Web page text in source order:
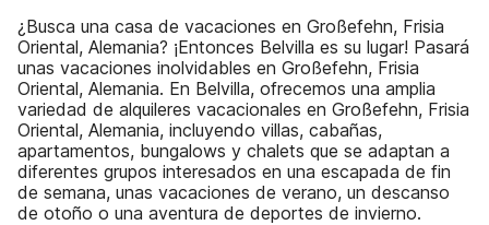
¿Busca una casa de vacaciones en Großefehn, Frisia
Oriental, Alemania? ¡Entonces Belvilla es su lugar! Pasará
unas vacaciones inolvidables en Großefehn, Frisia
Oriental, Alemania. En Belvilla, ofrecemos una amplia
variedad de alquileres vacacionales en Großefehn, Frisia
Oriental, Alemania, incluyendo villas, cabañas,
apartamentos, bungalows y chalets que se adaptan a
diferentes grupos interesados en una escapada de fin
de semana, unas vacaciones de verano, un descanso
de otoño o una aventura de deportes de invierno.